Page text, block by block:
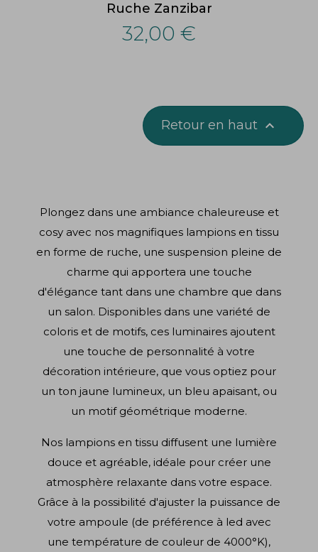
Ruche Zanzibar
32,00 €
Retour en haut 
Plongez dans une ambiance chaleureuse et
cosy avec nos magnifiques lampions en tissu
en forme de ruche, une suspension pleine de
charme qui apportera une touche
d'élégance tant dans une chambre que dans
un salon. Disponibles dans une variété de
coloris et de motifs, ces luminaires ajoutent
une touche de personnalité à votre
décoration intérieure, que vous optiez pour
un ton jaune lumineux, un bleu apaisant, ou
un motif géométrique moderne.
Nos lampions en tissu diffusent une lumière
douce et agréable, idéale pour créer une
atmosphère relaxante dans votre espace.
Grâce à la possibilité d'ajuster la puissance de
votre ampoule (de préférence à led avec
une température de couleur de 4000°K),